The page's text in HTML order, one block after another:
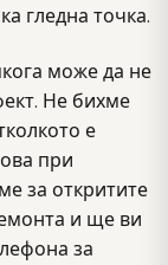
гледна точка.
може да не
Не бихме
е
при
за откритите
и ще ви
за